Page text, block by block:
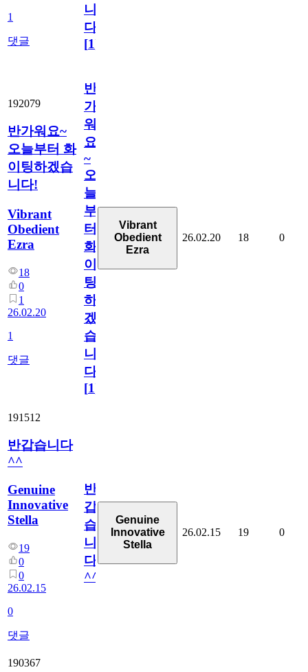
1
댓글
니
다!
[1]
192079
반가워요~
오늘부터 화
이팅하겠습
니다!
Vibrant
Obedient
Ezra
18
0
1
26.02.20
1
댓글
반
가
워
요
~
오
늘
부
터
화
이
팅
하
겠
습
니
다!
[1]
Vibrant
Obedient
Ezra
26.02.20 18 0
191512
반갑습니다
^^
Genuine
Innovative
Stella
19
0
0
26.02.15
0
댓글
반
갑
습
니
다
^^
Genuine
Innovative
Stella
26.02.15 19 0
190367